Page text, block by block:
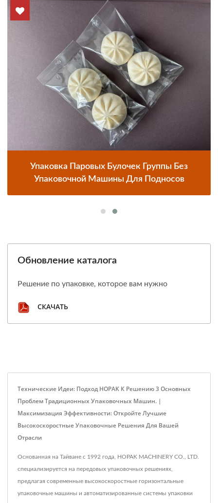
Упаковка Паровых Булочек Группы Без
Упаковочной Машины Для Подносов
Обновление каталога
Решение по упаковке, которое вам нужно
СКАЧАТЬ
Технические Идеи: Подход HOPAK К Решению 3 Основных
Проблем Традиционных Упаковочных Машин. |
Максимизация Эффективности: Откройте Лучшие
Высокоскоростные Упаковочные Решения Для Вашей
Отрасли
Основанная на Тайване с 1992 года, HOPAK MACHINERY CO., LTD.
специализируется на передовых упаковочных решениях,
предлагая современные высокоскоростные горизонтальные
упаковочные машины и автоматизированные системы упаковки